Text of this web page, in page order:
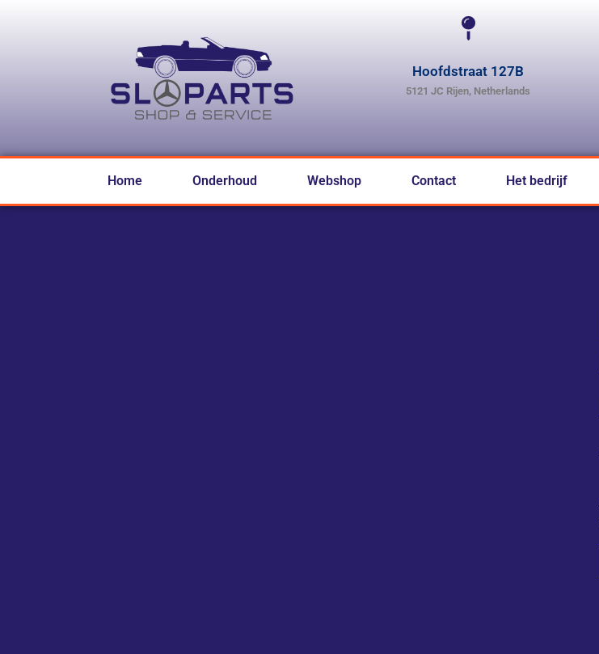
Hoofdstraat 127B
5121 JC Rijen, Netherlands
Home Onderhoud Webshop Contact Het bedrijf